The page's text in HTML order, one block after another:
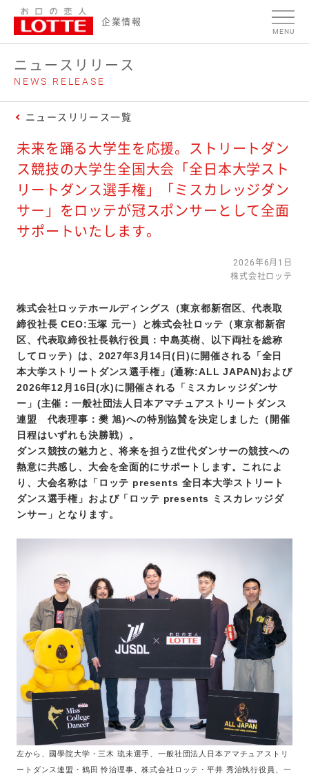
企業情報
MENU
ニュースリリース
NEWS RELEASE
ニュースリリース一覧
未来を踊る大学生を応援。ストリートダン
ス競技の大学生全国大会「全日本大学スト
リートダンス選手権」「ミスカレッジダン
サー」をロッテが冠スポンサーとして全面
サポートいたします。
2026年6月1日
株式会社ロッテ
株式会社ロッテホールディングス（東京都新宿区、代表取
締役社⾧ CEO:玉塚 元一）と株式会社ロッテ（東京都新宿
区、代表取締役社長執行役員：中島英樹、以下両社を総称
してロッテ）は、2027年3月14日(日)に開催される「全日
本大学ストリートダンス選手権」(通称:ALL JAPAN)および
2026年12月16日(水)に開催される「ミスカレッジダンサ
ー」(主催：一般社団法人日本アマチュアストリートダンス
連盟 代表理事：樊 旭)への特別協賛を決定しました（開催
日程はいずれも決勝戦）。
ダンス競技の魅力と、将来を担うZ世代ダンサーの競技への
熱意に共感し、大会を全面的にサポートします。これによ
り、大会名称は「ロッテ presents 全日本大学ストリート
ダンス選手権」および「ロッテ presents ミスカレッジダ
ンサー」となります。
左から、國學院大学・三木 琉未選手、一般社団法人日本アマチュアストリ
ートダンス連盟・鶴田 怜治理事、株式会社ロッテ・平井 秀治執行役員、一